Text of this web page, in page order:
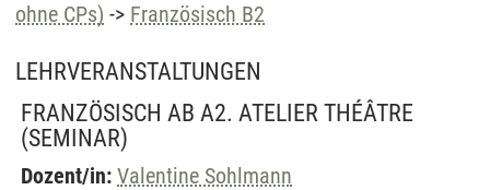
ohne CPs) -> Französisch B2
LEHRVERANSTALTUNGEN
FRANZÖSISCH AB A2. ATELIER THÉÂTRE
(SEMINAR)
Dozent/in: Valentine Sohlmann